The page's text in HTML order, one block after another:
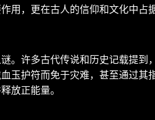
用，更在古人的信仰和文化中占
。许多古代传说和历史记载提到
玉护符而免于灾难，甚至通过其
放正能量。